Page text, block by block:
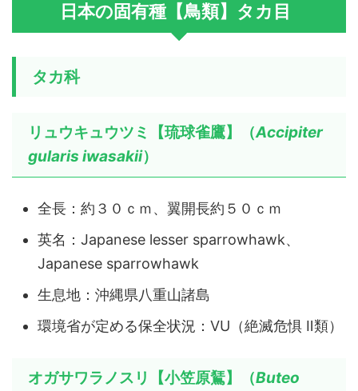
日本の固有種【鳥類】タカ目
タカ科
リュウキュウツミ【琉球雀鷹】（Accipiter
gularis iwasakii）
全長：約３０ｃｍ、翼開長約５０ｃｍ
英名：Japanese lesser sparrowhawk、
Japanese sparrowhawk
生息地：沖縄県八重山諸島
環境省が定める保全状況：VU（絶滅危惧 Ⅱ類）
オガサワラノスリ【小笠原鵟】（Buteo